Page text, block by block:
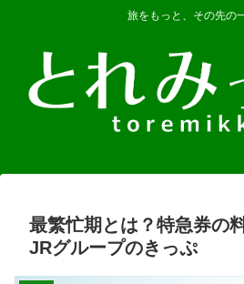
旅をもっと、その先の
最繁忙期とは？特急券の
JRグループのきっぷ